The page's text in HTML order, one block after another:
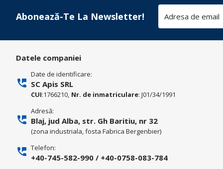
Abonează-Te La Newsletter!
Datele companiei
Date de identificare:
SC Apis SRL
CUI:1766210, Nr. de inmatriculare: J01/34/1991
Adresă:
Blaj, jud Alba, str. Gh Baritiu, nr 32
(zona industriala, fosta Fabrica Bergenbier)
Telefon:
+40-745-582-990 / +40-0758-083-784